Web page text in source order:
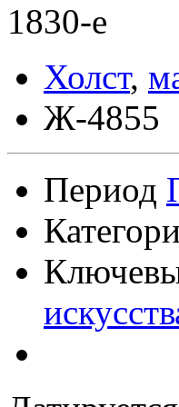
1830-е
Холст,
Ж-4855
Период